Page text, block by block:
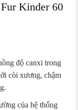
Kinder 60
độ canxi trong
còi xương, chậm
của hệ thống